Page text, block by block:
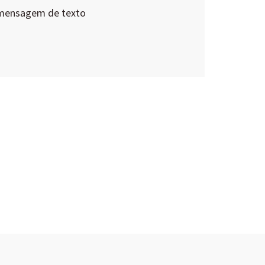
de texto